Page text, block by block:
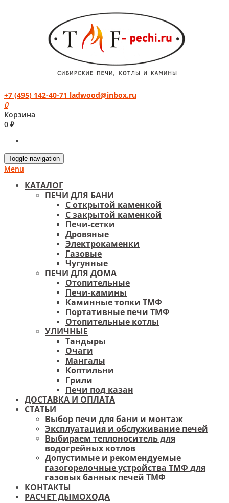
+7 (495) 142-40-71 ladwood@inbox.ru
0
Корзина
0 ₽
Toggle navigation
Menu
КАТАЛОГ
ПЕЧИ ДЛЯ БАНИ
С открытой каменкой
С закрытой каменкой
Печи-сетки
Дровяные
Электрокаменки
Газовые
Чугунные
ПЕЧИ ДЛЯ ДОМА
Отопительные
Печи-камины
Каминные топки ТМФ
Портативные печи ТМФ
Отопительные котлы
УЛИЧНЫЕ
Тандыры
Очаги
Мангалы
Коптильни
Грили
Печи под казан
ДОСТАВКА И ОПЛАТА
СТАТЬИ
Выбор печи для бани и монтаж
Эксплуатация и обслуживание печей
Выбираем теплоноситель для
водогрейных котлов
Допустимые и рекомендуемые
газогорелочные устройства ТМФ для
газовых банных печей ТМФ
КОНТАКТЫ
РАСЧЕТ ДЫМОХОДА